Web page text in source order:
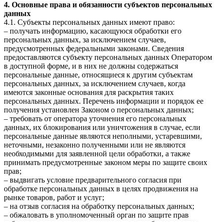
4. Основные права и обязанности субъектов персональных
данных
4.1. Субъекты персональных данных имеют право:
– получать информацию, касающуюся обработки его
персональных данных, за исключением случаев,
предусмотренных федеральными законами. Сведения
предоставляются субъекту персональных данных Оператором
в доступной форме, и в них не должны содержаться
персональные данные, относящиеся к другим субъектам
персональных данных, за исключением случаев, когда
имеются законные основания для раскрытия таких
персональных данных. Перечень информации и порядок ее
получения установлен Законом о персональных данных;
– требовать от оператора уточнения его персональных
данных, их блокирования или уничтожения в случае, если
персональные данные являются неполными, устаревшими,
неточными, незаконно полученными или не являются
необходимыми для заявленной цели обработки, а также
принимать предусмотренные законом меры по защите своих
прав;
– выдвигать условие предварительного согласия при
обработке персональных данных в целях продвижения на
рынке товаров, работ и услуг;
– на отзыв согласия на обработку персональных данных;
– обжаловать в уполномоченный орган по защите прав